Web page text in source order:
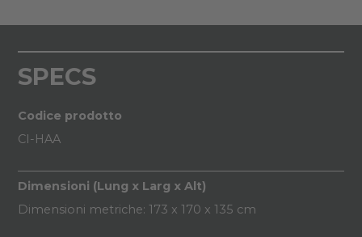
SPECS
Codice prodotto
CI-HAA
Dimensioni (Lung x Larg x Alt)
Dimensioni metriche: 173 x 170 x 135 cm